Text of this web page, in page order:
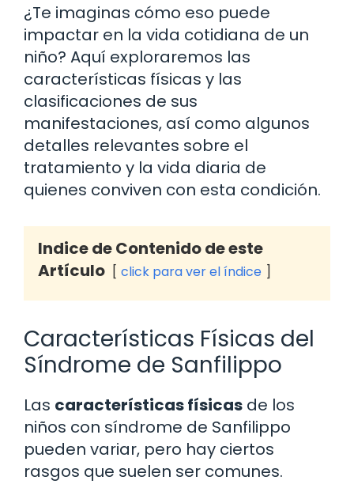
¿Te imaginas cómo eso puede
impactar en la vida cotidiana de un
niño? Aquí exploraremos las
características físicas y las
clasificaciones de sus
manifestaciones, así como algunos
detalles relevantes sobre el
tratamiento y la vida diaria de
quienes conviven con esta condición.
Indice de Contenido de este
Artículo
click para ver el índice
Características Físicas del
Síndrome de Sanfilippo
Las características físicas de los
niños con síndrome de Sanfilippo
pueden variar, pero hay ciertos
rasgos que suelen ser comunes.